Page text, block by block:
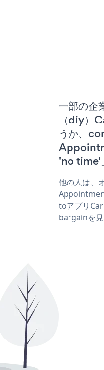
一部の企
（diy
うか、
'no time'
他の人は、
toアプリ
bargainを見